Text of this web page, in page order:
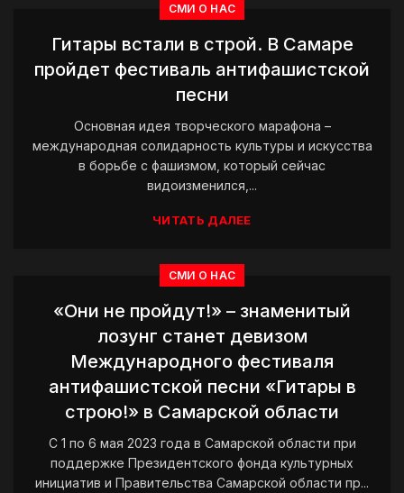
СМИ О НАС
Гитары встали в строй. В Самаре
пройдет фестиваль антифашистской
песни
Основная идея творческого марафона –
международная солидарность культуры и искусства
в борьбе с фашизмом, который сейчас
видоизменился,...
ЧИТАТЬ ДАЛЕЕ
СМИ О НАС
«Они не пройдут!» – знаменитый
лозунг станет девизом
Международного фестиваля
антифашистской песни «Гитары в
строю!» в Самарской области
С 1 по 6 мая 2023 года в Самарской области при
поддержке Президентского фонда культурных
инициатив и Правительства Самарской области пр...